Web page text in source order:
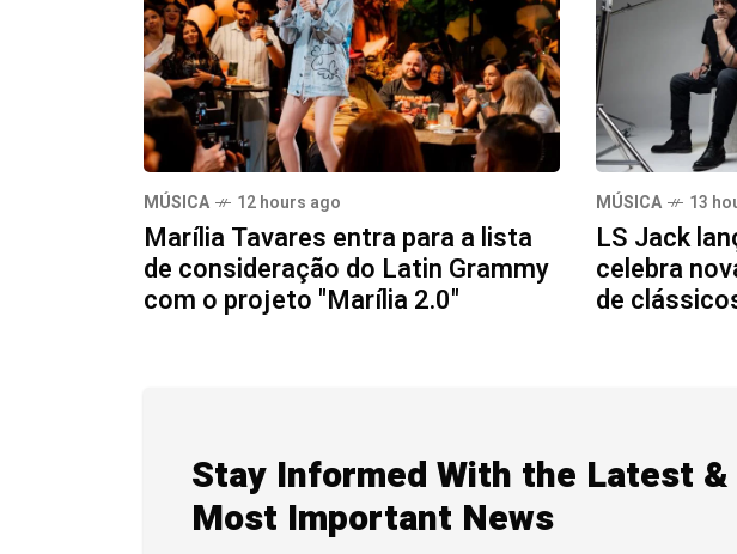
MÚSICA 12 hours ago
Marília Tavares entra para a lista
de consideração do Latin Grammy
com o projeto "Marília 2.0"
MÚSICA 13
LS Jack
celebra
de
Stay Informed With the Latest &
Most Important News